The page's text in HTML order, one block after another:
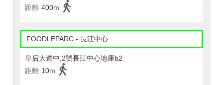
距離 400m
FOODLEPARC - 長江中心
皇后大道中,2號長江中心地庫b2
距離 10m